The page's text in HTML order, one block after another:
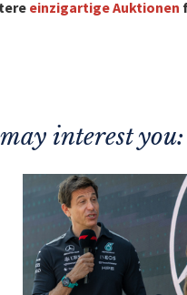
einzigartige Auktionen
interest you: